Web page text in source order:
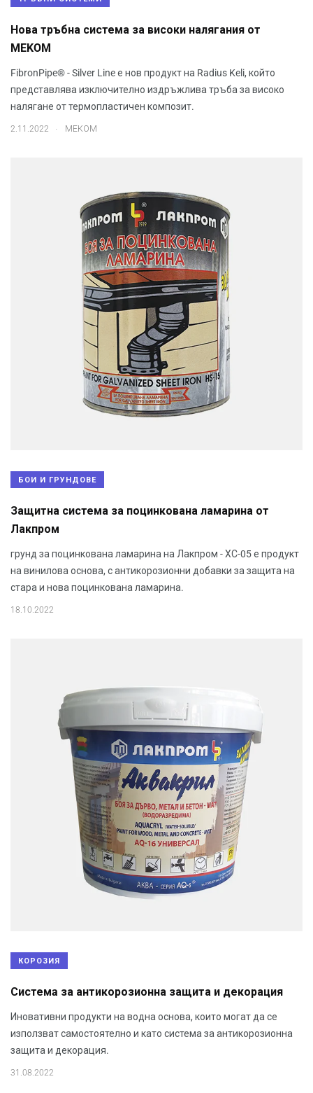
Нова тръбна система за високи налягания от
МEKOM
FibronPipe® - Silver Line е нов продукт на Radius Keli, който
представлява изключително издръжлива тръба за високо
налягане от термопластичен композит.
2.11.2022 . МЕКОМ
БОИ И ГРУНДОВЕ
Защитна система за поцинкована ламарина от
Лакпром
грунд за поцинкована ламарина на Лакпром - ХС-05 е продукт
на винилова основа, с антикорозионни добавки за защита на
стара и нова поцинкована ламарина.
18.10.2022
КОРОЗИЯ
Системa за антикорозионна защита и декорация
Иновативни продукти на водна основа, които могат да се
използват самостоятелно и като система за антикорозионна
защита и декорация.
31.08.2022